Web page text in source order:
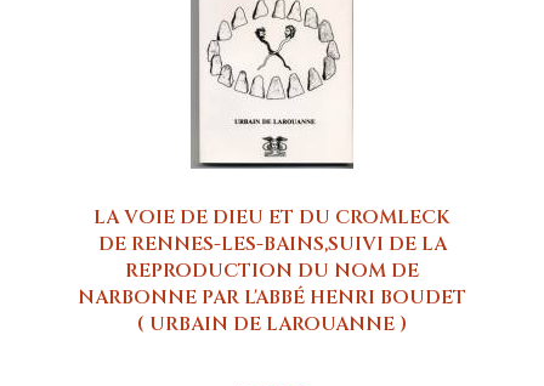
LA VOIE DE DIEU ET DU CROMLECK
DE RENNES-LES-BAINS,SUIVI DE LA
REPRODUCTION DU NOM DE
NARBONNE PAR L'ABBÉ HENRI BOUDET
( URBAIN DE LAROUANNE )